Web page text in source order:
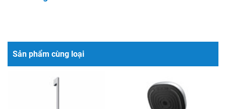
Sản phẩm cùng loại